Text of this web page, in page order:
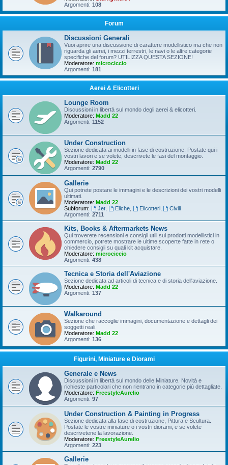
Argomenti: 108
Forum
Discussioni Generali
Vuoi aprire una discussione di carattere modellistico ma che non
riguarda gli aerei, i mezzi terrestri, le navi o le altre categorie
specifiche del forum? UTILIZZA QUESTA SEZIONE!
Moderatore: microciccio
Argomenti: 181
Aerei & Elicotteri
Lounge Room
Discussioni in libertà sul mondo degli aerei & elicotteri.
Moderatore: Madd 22
Argomenti: 1152
Under Construction
Sezione dedicata ai modelli in fase di costruzione. Postate qui i
vostri lavori e se volete, descrivete le fasi del montaggio.
Moderatore: Madd 22
Argomenti: 2790
Gallerie
Qui potrete postare le immagini e le descrizioni dei vostri modelli
ultimati.
Moderatore: Madd 22
Subforum:
Jet, Eliche, Elicotteri,
Civili
Argomenti: 2711
Kits, Books & Aftermarkets News
Qui troverete recensioni e consigli utili sui prodotti modellistici in
commercio, potrete mostrare le ultime scoperte fatte in rete o
chiedere consigli su quali kit acquistare.
Moderatore: microciccio
Argomenti: 438
Tecnica e Storia dell'Aviazione
Sezione dedicata ad articoli di tecnica e di storia dell'aviazione.
Moderatore: Madd 22
Argomenti: 137
Walkaround
Sezione che raccoglie immagini, documentazione e dettagli dei
soggetti reali.
Moderatore: Madd 22
Argomenti: 136
Figurini, Miniature e Diorami
Generale e News
Discussioni in libertà sul mondo delle Miniature. Novità e
richieste particolari che non rientrano in categorie più dettagliate.
Moderatore: FreestyleAurelio
Argomenti: 97
Under Construction & Painting in Progress
Sezione dedicata alla fase di costruzione, Pittura e Scultura.
Postate le vostre miniature o i vostri diorami, e se volete
descrivetene la lavorazione.
Moderatore: FreestyleAurelio
Argomenti: 223
Gallerie